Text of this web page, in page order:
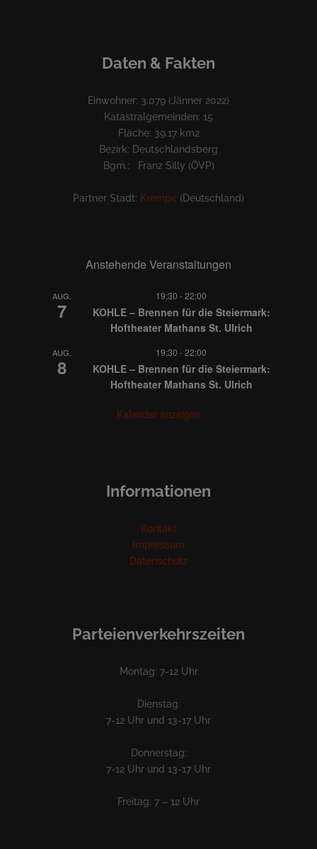
Daten & Fakten
Einwohner: 3.079 (Jänner 2022)
Katastralgemeinden: 15
Fläche: 39,17 km2
Bezirk: Deutschlandsberg
Bgm.: Franz Silly (ÖVP)
Partner Stadt: Krempe (Deutschland)
Anstehende Veranstaltungen
AUG.
7
19:30 -22:00
KOHLE – Brennen für die Steiermark:
Hoftheater Mathans St. Ulrich
AUG.
8
19:30 -22:00
KOHLE – Brennen für die Steiermark:
Hoftheater Mathans St. Ulrich
Kalender anzeigen
Informationen
Kontakt
Impressum
Datenschutz
Parteienverkehrszeiten
Montag: 7-12 Uhr
Dienstag:
7-12 Uhr und 13-17 Uhr
Donnerstag:
7-12 Uhr und 13-17 Uhr
Freitag: 7 – 12 Uhr